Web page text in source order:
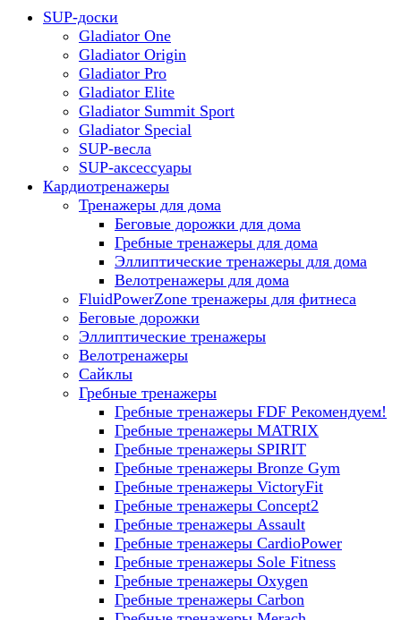
SUP-доски
Gladiator One
Gladiator Origin
Gladiator Pro
Gladiator Elite
Gladiator Summit Sport
Gladiator Special
SUP-весла
SUP-аксессуары
Кардиотренажеры
Тренажеры для дома
Беговые дорожки для дома
Гребные тренажеры для дома
Эллиптические тренажеры для дома
Велотренажеры для дома
FluidPowerZone тренажеры для фитнеса
Беговые дорожки
Эллиптические тренажеры
Велотренажеры
Сайклы
Гребные тренажеры
Гребные тренажеры FDF Рекомендуем!
Гребные тренажеры MATRIX
Гребные тренажеры SPIRIT
Гребные тренажеры Bronze Gym
Гребные тренажеры VictoryFit
Гребные тренажеры Concept2
Гребные тренажеры Assault
Гребные тренажеры CardioPower
Гребные тренажеры Sole Fitness
Гребные тренажеры Oxygen
Гребные тренажеры Carbon